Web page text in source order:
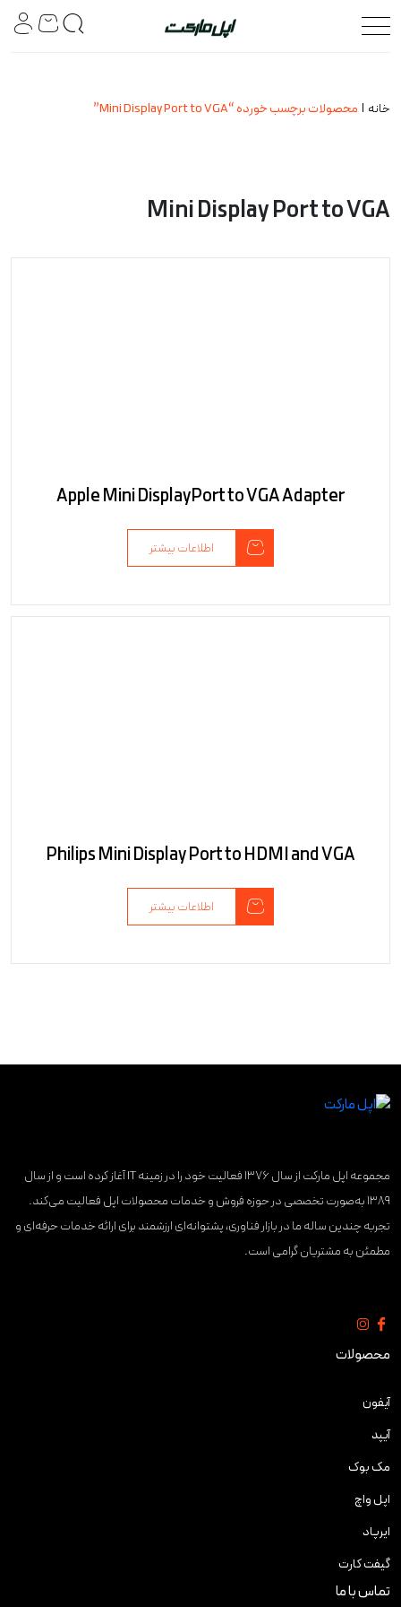
خانه محصولات برچسب خورده “Mini Display Port to VGA”
Mini Display Port to VGA
Apple Mini DisplayPort to VGA Adapter
اطلاعات بیشتر
Philips Mini Display Port to HDMI and VGA
اطلاعات بیشتر
مجموعه اپل مارکت از سال ۱۳۷۶ فعالیت خود را در زمینه IT آغاز کرده است و از سال
۱۳۸۹ به‌صورت تخصصی در حوزه فروش و خدمات محصولات اپل فعالیت می‌کند.
تجربه چندین ساله ما در بازار فناوری، پشتوانه‌ای ارزشمند برای ارائه خدمات حرفه‌ای و
مطمئن به مشتریان گرامی است.
محصولات
آیفون
آیپد
مک بوک
اپل واچ
ایرپاد
گیفت کارت
تماس با ما